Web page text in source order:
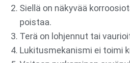
Siellä on näkyvää
poistaa.
Terä on lohjennut tai
Lukitusmekanismi ei toimi